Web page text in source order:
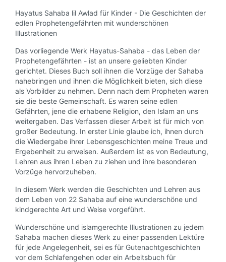
Hayatus Sahaba lil Awlad für Kinder - Die Geschichten der
edlen Prophetengefährten mit wunderschönen
Illustrationen
Das vorliegende Werk Hayatus-Sahaba - das Leben der
Prophetengefährten - ist an unsere geliebten Kinder
gerichtet. Dieses Buch soll ihnen die Vorzüge der Sahaba
nahebringen und ihnen die Möglichkeit bieten, sich diese
als Vorbilder zu nehmen. Denn nach dem Propheten waren
sie die beste Gemeinschaft. Es waren seine edlen
Gefährten, jene die erhabene Religion, den Islam an uns
weitergaben. Das Verfassen dieser Arbeit ist für mich von
großer Bedeutung. In erster Linie glaube ich, ihnen durch
die Wiedergabe ihrer Lebensgeschichten meine Treue und
Ergebenheit zu erweisen. Außerdem ist es von Bedeutung,
Lehren aus ihren Leben zu ziehen und ihre besonderen
Vorzüge hervorzuheben.
In diesem Werk werden die Geschichten und Lehren aus
dem Leben von 22 Sahaba auf eine wunderschöne und
kindgerechte Art und Weise vorgeführt.
Wunderschöne und islamgerechte Illustrationen zu jedem
Sahaba machen dieses Werk zu einer passenden Lektüre
für jede Angelegenheit, sei es für Gutenachtgeschichten
vor dem Schlafengehen oder ein Arbeitsbuch für